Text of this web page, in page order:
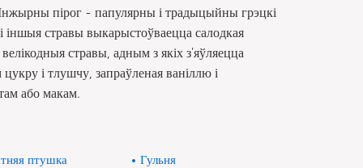
пірог - папулярны і традыцыйны грэцкі
іншыя стравы выкарыстоўваецца салодкая
стравы, адным з якіх з'яўляецца
і тлушчу, запраўленая ваніллю і
або макам.
птушка
Гульня